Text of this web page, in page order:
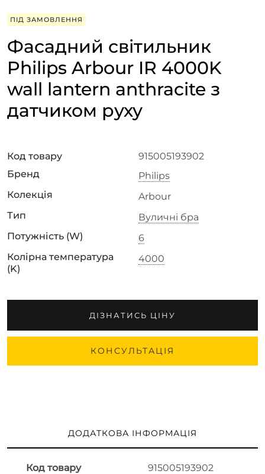
ПІД ЗАМОВЛЕННЯ
Фасадний світильник
Philips Arbour IR 4000K
wall lantern anthracite з
датчиком руху
Код товару
915005193902
Бренд
Philips
Колекція
Arbour
Тип
Вуличні бра
Потужність (W)
6
Колірна температура
(K)
4000
ДІЗНАТИСЬ ЦІНУ
КОНСУЛЬТАЦІЯ
ДОДАТКОВА ІНФОРМАЦІЯ
Код товару 915005193902